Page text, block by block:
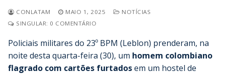
CONLATAM MAIO 1, 2025
NOTÍCIAS
SINGULAR: 0 COMENTÁRIO
Policiais militares do 23º BPM (Leblon) prenderam, na
noite desta quarta-feira (30), um homem colombiano
flagrado com cartões furtadosem um hostel de